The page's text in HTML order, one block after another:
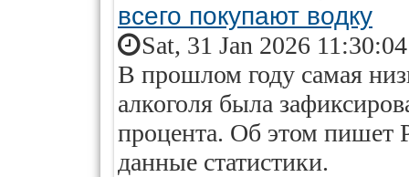
всего покупают водку
Sat, 31 Jan 2026
В прошлом году самая
алкоголя была
процента. Об этом пишет
данные статистики.